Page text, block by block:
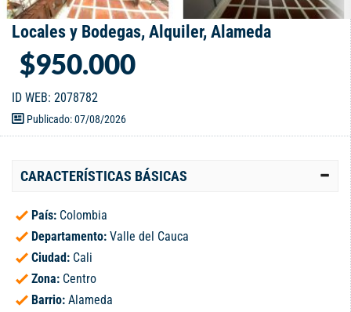
Locales y Bodegas, Alquiler, Alameda
$950.000
ID WEB: 2078782
Publicado: 07/08/2026
CARACTERÍSTICAS BÁSICAS
País: Colombia
Departamento: Valle del Cauca
Ciudad: Cali
Zona: Centro
Barrio: Alameda